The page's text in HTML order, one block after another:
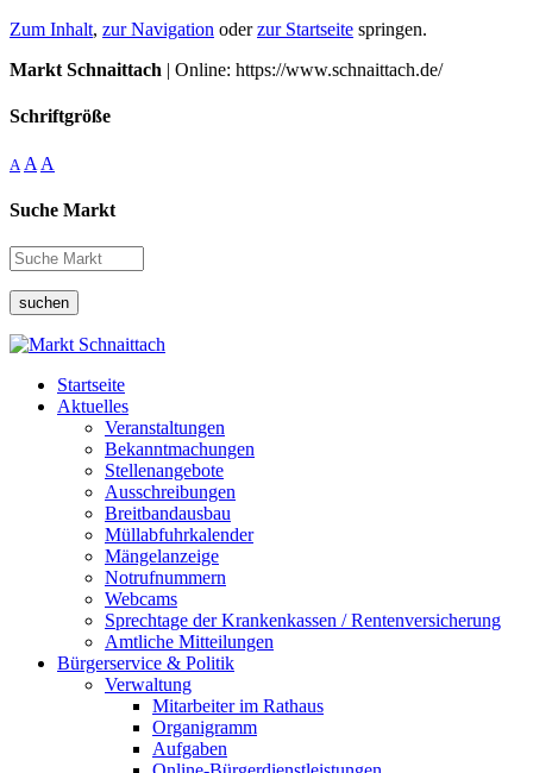
Zum Inhalt, zur Navigation oderzur Startseite springen.
Markt Schnaittach | Online: https://www.schnaittach.de/
Schriftgröße
A A A
Suche Markt
suchen
Startseite
Aktuelles
Veranstaltungen
Bekanntmachungen
Stellenangebote
Ausschreibungen
Breitbandausbau
Müllabfuhrkalender
Mängelanzeige
Notrufnummern
Webcams
Sprechtage der Krankenkassen / Rentenversicherung
Amtliche Mitteilungen
Bürgerservice & Politik
Verwaltung
Mitarbeiter im Rathaus
Organigramm
Aufgaben